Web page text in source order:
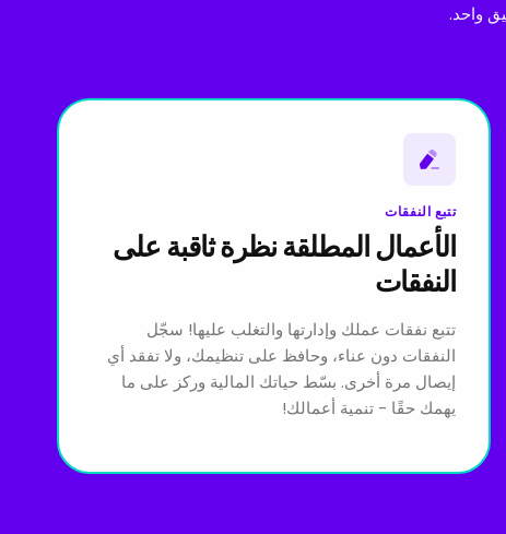
واحد.
تتبع النفقات
الأعمال المطلقة نظرة ثاقبة على
النفقات
تتبع نفقات عملك وإدارتها والتغلب عليها! سجّل
النفقات دون عناء، وحافظ على تنظيمك، ولا تفقد أي
إيصال مرة أخرى. بسّط حياتك المالية وركز على ما
يهمك حقًا - تنمية أعمالك!